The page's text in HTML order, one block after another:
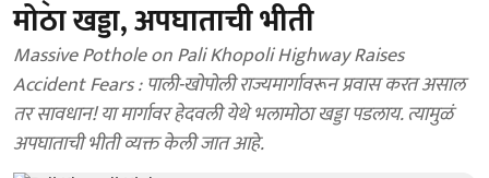
मोठा खड्डा, अपघाताची भीती
Massive Pothole on Pali Khopoli Highway Raises
Accident Fears : पाली-खोपोली राज्यमार्गावरून प्रवास करत असाल
तर सावधान! या मार्गावर हेदवली येथे भलामोठा खड्डा पडलाय. त्यामुळं
अपघाताची भीती व्यक्त केली जात आहे.